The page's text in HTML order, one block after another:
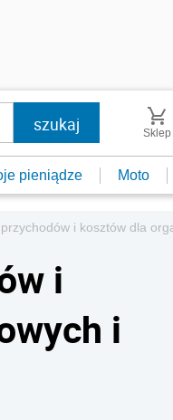
Sklep
pieniądze Moto
i kosztów dla
i
i